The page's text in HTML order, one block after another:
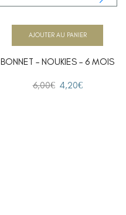
BONNET – NOUKIES – 6 MOIS
6,00€ 4,20€
AJOUTER AU PANIER